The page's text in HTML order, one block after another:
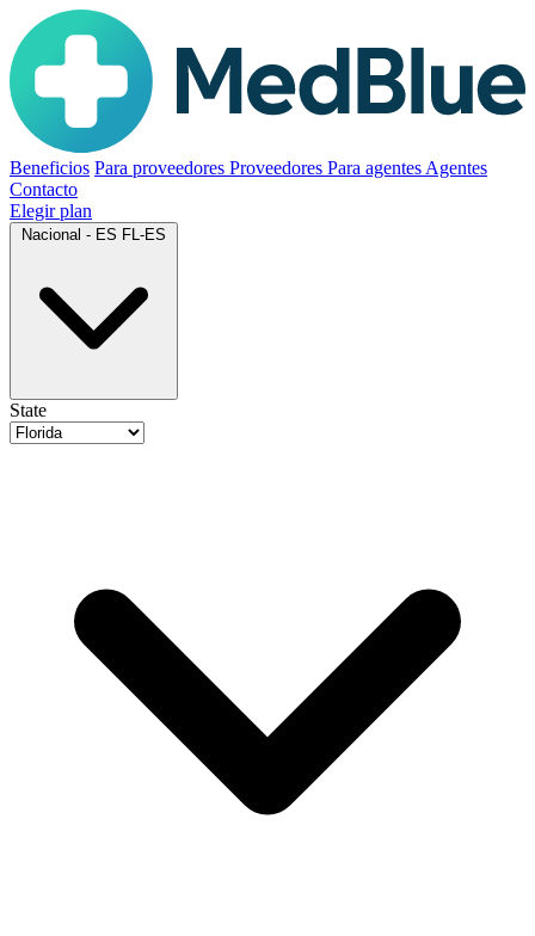
Beneficios Para proveedores Proveedores Para agentes Agentes
Contacto
Elegir plan
Nacional - ES FL-ES
State